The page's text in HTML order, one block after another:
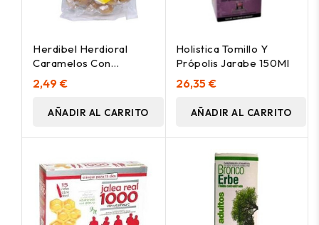
Herdibel Herdioral
Caramelos Con
Propolis 50G
2,49 €
AÑADIR AL CARRITO
Holistica Tomillo Y
Própolis Jarabe 150Ml
26,35 €
AÑADIR AL CARRITO